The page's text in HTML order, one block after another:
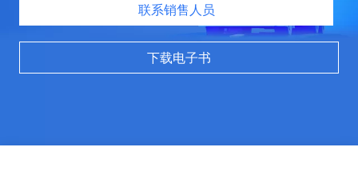
联系销售人员
下载电子书